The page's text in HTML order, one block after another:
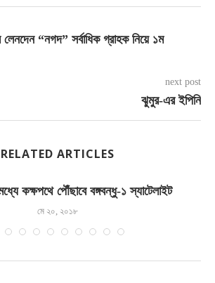
লেনদেন “নগদ” সর্বাধিক গ্রাহক নিয়ে ১ম
next post
ঝুমুর-এর ইপিনি
RELATED ARTICLES
কক্ষপথে পৌঁছাবে বঙ্গবন্ধু-১ স্যাটেলাইট
মে ২০, ২০১৮